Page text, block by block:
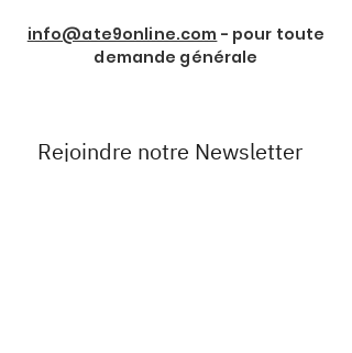
info@ate9online.com - pour toute
demande générale
Rejoindre notre Newsletter